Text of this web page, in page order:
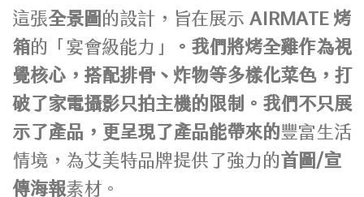
這張全景圖的設計，旨在展示AIRMATE 烤
箱的「宴會級能力」 。我們將烤全雞作為視
覺核心，搭配排骨、炸物等多樣化菜色，打
破了家電攝影只拍主機的限制。我們不只展
示了產品，更呈現了產品能帶來的豐富生活
情境，為艾美特品牌提供了強力的首圖/宣
傳海報素材。